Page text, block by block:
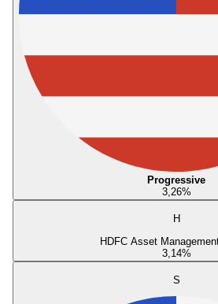
Progressive
3,26%
H
HDFC Asset
3,14%
S